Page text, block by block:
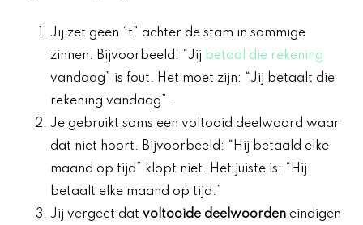
Jij zet geen “t” achter de stam in sommige
zinnen. Bijvoorbeeld: “Jij betaal die rekening
vandaag” is fout. Het moet zijn: “Jij betaalt die
rekening vandaag”.
Je gebruikt soms een voltooid deelwoord waar
dat niet hoort. Bijvoorbeeld: “Hij betaald elke
maand op tijd” klopt niet. Het juiste is: “Hij
betaalt elke maand op tijd.”
Jij vergeet dat voltooide deelwoorden eindigen